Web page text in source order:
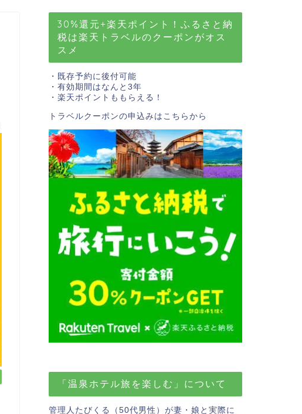
30%還元+楽天ポイント！ふるさと納
税は楽天トラベルのクーポンがオス
スメ
・既存予約に後付可能
・有効期間はなんと3年
・楽天ポイントももらえる！
トラベルクーポンの申込みはこちら から
「温泉ホテル旅を楽しむ」について
管理人たびくる（50代男性）が妻・娘と実際に